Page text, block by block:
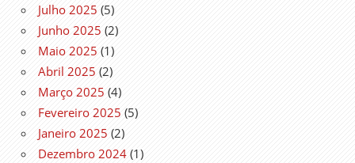
Julho 2025 (5)
Junho 2025 (2)
Maio 2025 (1)
Abril 2025 (2)
Março 2025 (4)
Fevereiro 2025 (5)
Janeiro 2025 (2)
Dezembro 2024 (1)